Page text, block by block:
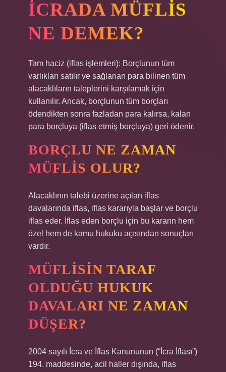
İCRADA MÜFLIS
NE DEMEK?
Tam haciz (iflas işlemleri): Borçlunun tüm
varlıkları satılır ve sağlanan para bilinen tüm
alacaklıların taleplerini karşılamak için
kullanılır. Ancak, borçlunun tüm borçları
ödendikten sonra fazladan para kalırsa, kalan
para borçluya (iflas etmiş borçluya) geri ödenir.
BORÇLU NE ZAMAN
MÜFLIS OLUR?
Alacaklının talebi üzerine açılan iflas
davalarında iflas, iflas kararıyla başlar ve borçlu
iflas eder. İflas eden borçlu için bu kararın hem
özel hem de kamu hukuku açısından sonuçları
vardır.
MÜFLISIN TARAF
OLDUĞU HUKUK
DAVALARI NE ZAMAN
DÜŞER?
2004 sayılı İcra ve İflas Kanununun (“İcra İflası”)
194. maddesinde, acil haller dışında, iflas